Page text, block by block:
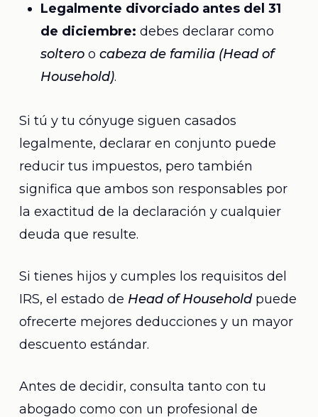
Legalmente divorciado antes del 31
de diciembre: debes declarar como
solteroo cabeza de familia (Head of
Household).
Si tú y tu cónyuge siguen casados
legalmente, declarar en conjunto puede
reducir tus impuestos, pero también
significa que ambos son responsables por
la exactitud de la declaración y cualquier
deuda que resulte.
Si tienes hijos y cumples los requisitos del
IRS, el estado de Head of Householdpuede
ofrecerte mejores deducciones y un mayor
descuento estándar.
Antes de decidir, consulta tanto con tu
abogado como con un profesional de